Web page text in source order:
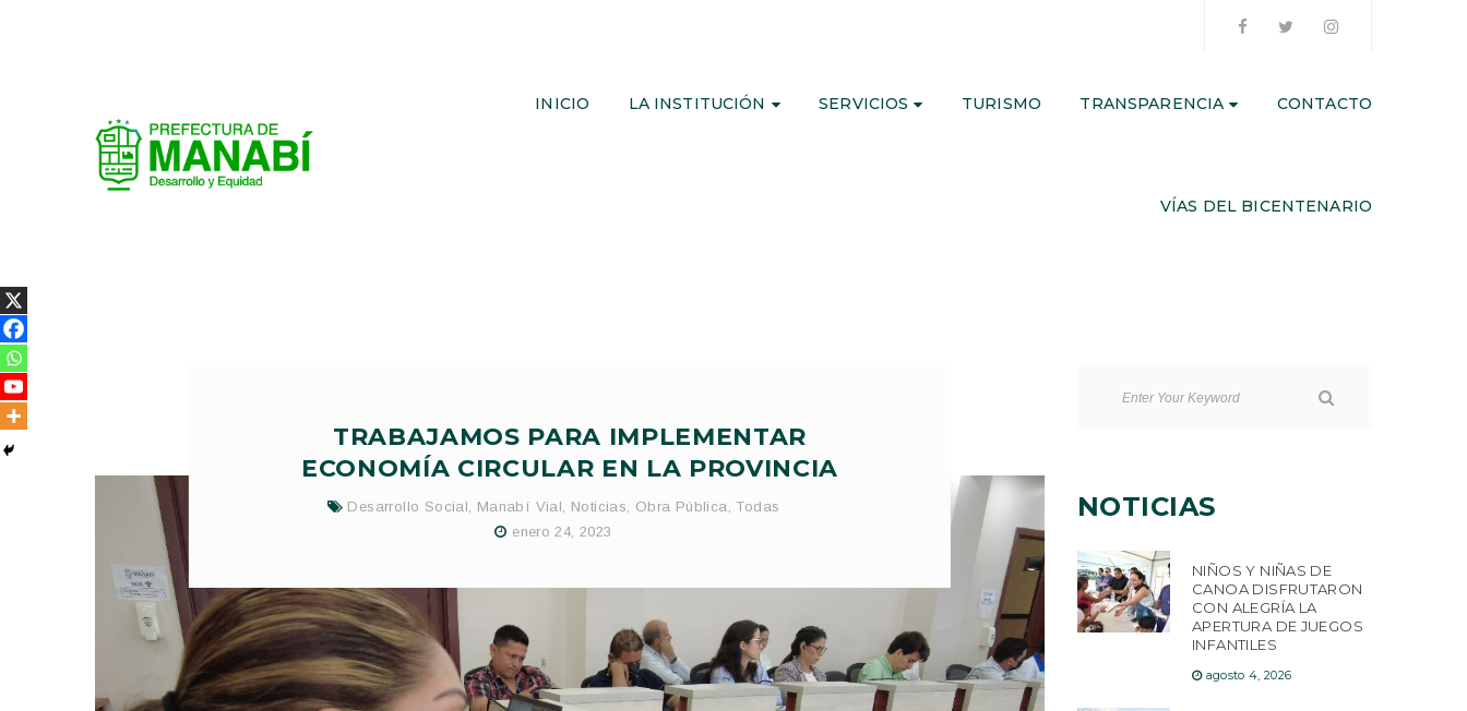
INICIO LA INSTITUCIÓN SERVICIOS TURISMO TRANSPARENCIA CONTACTO
VÍAS DEL BICENTENARIO
TRABAJAMOS PARA IMPLEMENTAR
ECONOMÍA CIRCULAR EN LA PROVINCIA
Desarrollo Social, Manabí Vial, Noticias, Obra Pública, Todas
enero 24, 2023
NOTICIAS
NIÑOS Y NIÑAS DE
CANOA DISFRUTARON
CON ALEGRÍA LA
APERTURA DE JUEGOS
INFANTILES
agosto 4, 2026